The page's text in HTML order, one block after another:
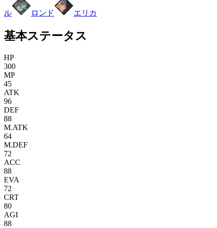
ル ロンド エリカ
基本ステータス
HP
300
MP
45
ATK
96
DEF
88
M.ATK
64
M.DEF
72
ACC
88
EVA
72
CRT
80
AGI
88